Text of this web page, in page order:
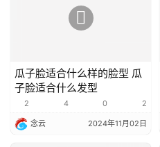
瓜子脸适合什么样的脸型 瓜
子脸适合什么发型
2 4 0 2
念云 2024年11月02日